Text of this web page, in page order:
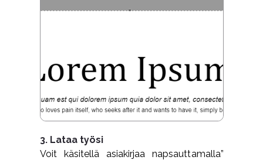
3. Lataa työsi
Voit käsitellä asiakirjaa napsauttamalla”